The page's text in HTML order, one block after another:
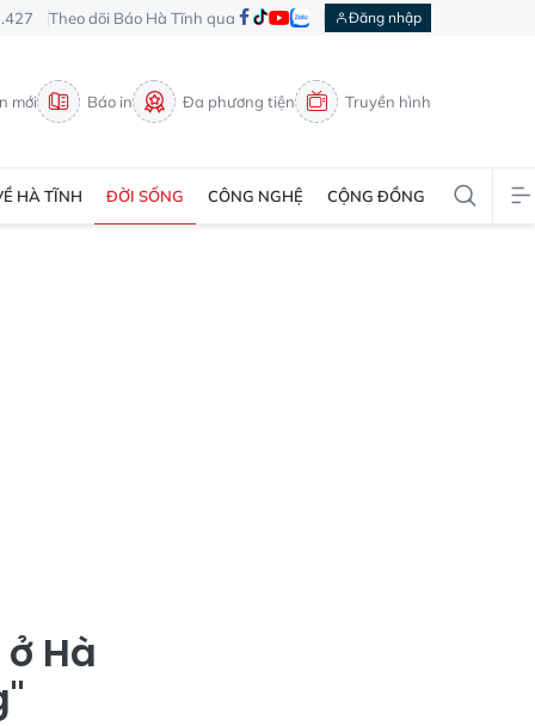
Theo dõi Báo Hà Tĩnh qua Đăng nhập
mới Báo in Đa phương tiện Truyền hình
HÀ TĨNH ĐỜI SỐNG CÔNG NGHỆ CỘNG ĐỒNG
Hà